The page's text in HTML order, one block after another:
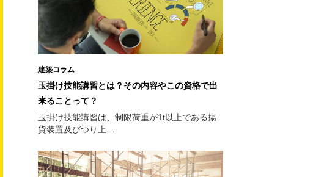
建築コラム
玉掛け技能講習とは？その内容やこの資格で出
来ることって？
玉掛け技能講習は、制限荷重が1t以上である揚
貨装置及びつり上…